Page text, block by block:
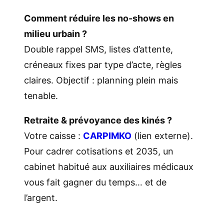
Comment réduire les no-shows en
milieu urbain ?
Double rappel SMS, listes d’attente,
créneaux fixes par type d’acte, règles
claires. Objectif : planning plein mais
tenable.
Retraite & prévoyance des kinés ?
Votre caisse : CARPIMKO (lien externe).
Pour cadrer cotisations et 2035, un
cabinet habitué aux auxiliaires médicaux
vous fait gagner du temps… et de
l’argent.